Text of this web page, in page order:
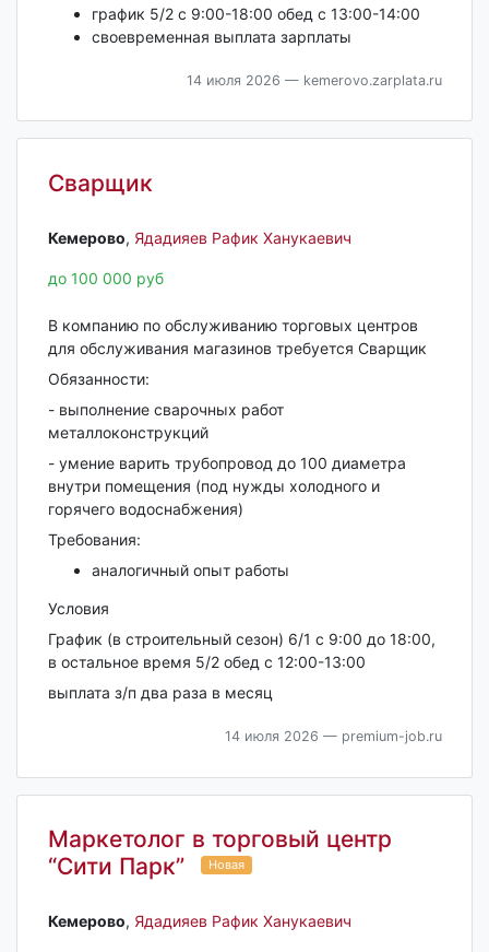
график 5/2 с 9:00-18:00 обед с 13:00-14:00
своевременная выплата зарплаты
14 июля 2026 — kemerovo.zarplata.ru
Сварщик
Кемерово‎, Ядадияев Рафик Ханукаевич
до 100 000 руб
В компанию по обслуживанию торговых центров
для обслуживания магазинов требуется Сварщик
Обязанности:
- выполнение сварочных работ
металлоконструкций
- умение варить трубопровод до 100 диаметра
внутри помещения (под нужды холодного и
горячего водоснабжения)
Требования:
аналогичный опыт работы
Условия
График (в строительный сезон) 6/1 с 9:00 до 18:00,
в остальное время 5/2 обед с 12:00-13:00
выплата з/п два раза в месяц
14 июля 2026 — premium-job.ru
Маркетолог в торговый центр
“Сити Парк”
Новая
Кемерово‎, Ядадияев Рафик Ханукаевич